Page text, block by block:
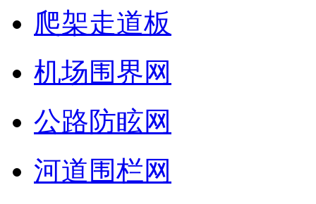
爬架走道板
机场围界网
公路防眩网
河道围栏网